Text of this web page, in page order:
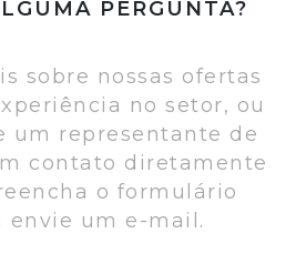
PERGUNTA?
sobre nossas ofertas
no setor, ou
um representante de
contato diretamente
o formulário
envie um e-mail.